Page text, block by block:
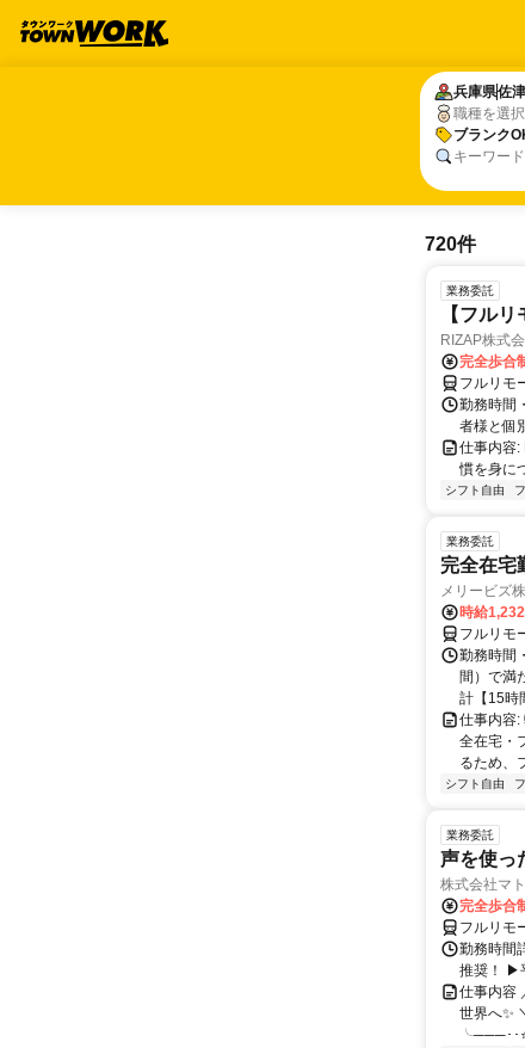
兵庫県佐
職種を選
ブランク
キーワー
兵庫県佐
ブランク
720件
業務委託
【フル
RIZAP株式
完全歩合
フルリモ
勤務時間
者様と個
仕事内容:
慣を身に
シフト自由
業務委託
完全在宅
メリービズ
時給
フルリモ
勤務時間
間）で満
計【15時
仕事内容:
全在宅・
るため、
シフト自由
業務委託
声を使っ
株式会社マ
完全歩合
フルリモ
勤務時間
推奨！ ▶
仕事内容
世界へ✨
╰───･･